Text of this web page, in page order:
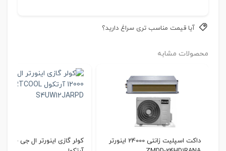
آیا قیمت مناسب تری سراغ دارید؟
محصولات مشابه
داکت اسپلیت زانتی 24000 اینورتر
کولر گازی اینورتر ال جی 12000